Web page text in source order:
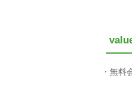
無料